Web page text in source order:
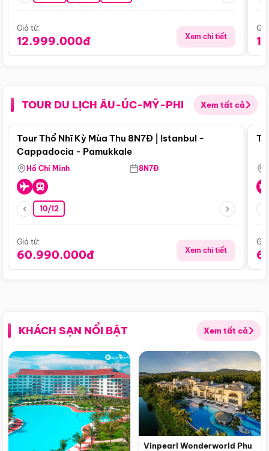
Giá từ:
12.999.000đ Xem chi tiết
TOUR DU LỊCH ÂU-ÚC-MỸ-PHI Xem tất cả
Điểm nổi bật
Tour Thổ Nhĩ Kỳ Mùa Thu 8N7Đ | Istanbul -
Cappadocia - Pamukkale
Hồ Chí Minh 8N7Đ
10/12
Giá từ:
60.990.000đ Xem chi tiết
KHÁCH SẠN NỔI BẬT Xem tất cả
Vinpearl Wonderworld Phu